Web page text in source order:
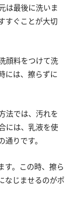
は最後に洗いま
すぐことが大切
顔料をつけて洗
には、擦らずに
法では、汚れを
には、乳液を使
りです。
す。この時、擦ら
なじませるのがポ